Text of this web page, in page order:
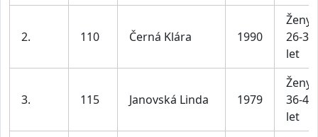
2. 110 Černá Klára 1990
Ženy
26-35
let
3. 115 Janovská Linda 1979
Ženy
36-45
let